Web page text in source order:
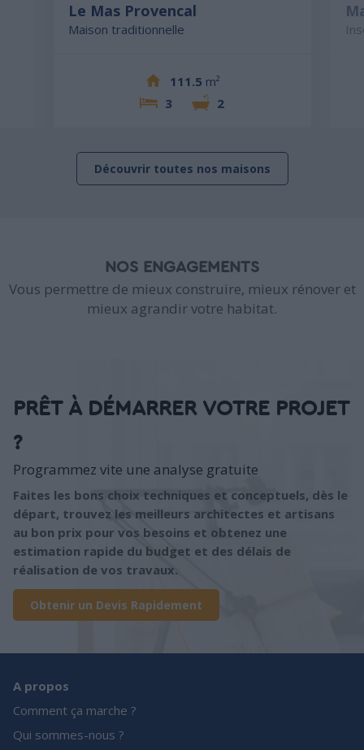
Le Mas Provencal
Maison traditionnelle
111.5 m²
3
2
Découvrir toutes nos maisons
NOS ENGAGEMENTS
Vous permettre de mieux construire, mieux rénover et
mieux agrandir votre habitat.
PRÊT À DÉMARRER VOTRE PROJET
?
Programmez vite une analyse gratuite
Faites les bons choix techniques et conceptuels, dès le
départ, trouvez les meilleurs architectes et artisans
au bon prix pour vos besoins et obtenez une
estimation rapide du budget et des délais de
réalisation de vos travaux.
Obtenir un Devis Rapidement
A propos
Comment ça marche ?
Qui sommes-nous ?